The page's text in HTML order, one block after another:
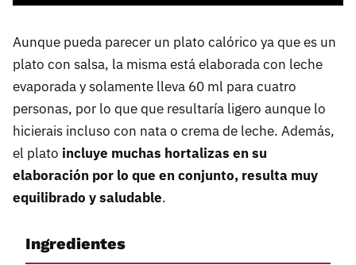
Aunque pueda parecer un plato calórico ya que es un
plato con salsa, la misma está elaborada con leche
evaporada y solamente lleva 60 ml para cuatro
personas, por lo que que resultaría ligero aunque lo
hicierais incluso con nata o crema de leche. Además,
el plato incluye muchas hortalizas en su
elaboración por lo que en conjunto, resulta muy
equilibrado y saludable.
Ingredientes